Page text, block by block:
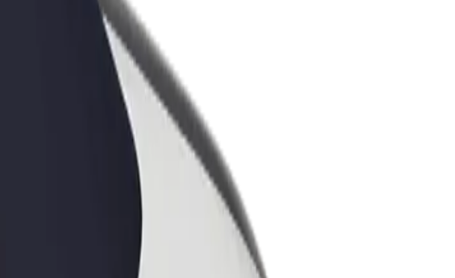
og tjenester oppskalert for
våre og finn den perfekte turen.